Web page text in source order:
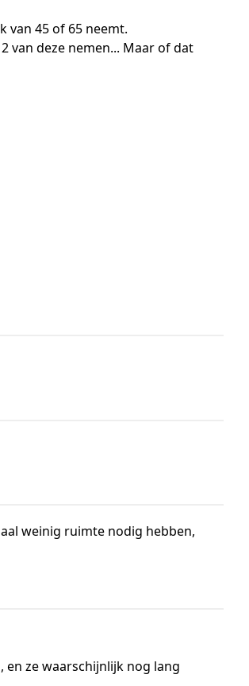
van 45 of 65 neemt.
van deze nemen... Maar of dat
weinig ruimte nodig hebben,
en ze waarschijnlijk nog lang